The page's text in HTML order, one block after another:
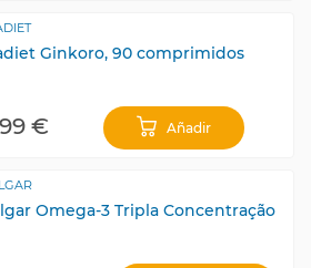
Ginkoro, 90 comprimidos
€ Añadir
Omega-3 Tripla Concentração